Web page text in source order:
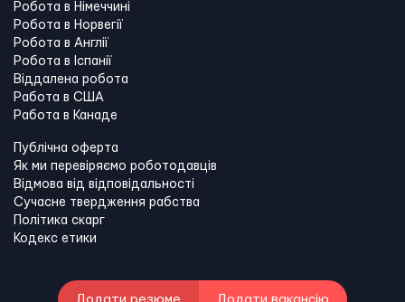
Робота в Німеччині
Робота в Норвегії
Робота в Англії
Робота в Іспанії
Віддалена робота
Работа в США
Работа в Канадe
Публічна оферта
Як ми перевіряємо роботодавців
Відмова від відповідальності
Сучасне твердження рабства
Політика скарг
Кодекс етики